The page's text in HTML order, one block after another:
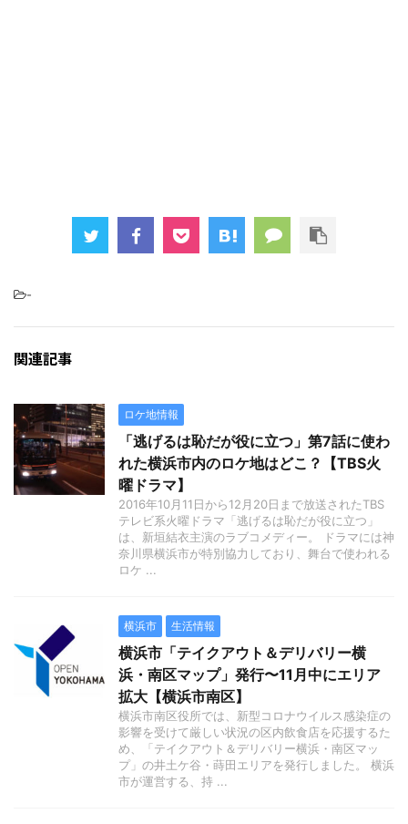
-
関連記事
ロケ地情報
「逃げるは恥だが役に立つ」第7話に使わ
れた横浜市内のロケ地はどこ？【TBS火
曜ドラマ】
2016年10月11日から12月20日まで放送されたTBS
テレビ系火曜ドラマ「逃げるは恥だが役に立つ」
は、新垣結衣主演のラブコメディー。 ドラマには神
奈川県横浜市が特別協力しており、舞台で使われる
ロケ ...
横浜市 生活情報
横浜市「テイクアウト＆デリバリー横
浜・南区マップ」発行〜11月中にエリア
拡大【横浜市南区】
横浜市南区役所では、新型コロナウイルス感染症の
影響を受けて厳しい状況の区内飲食店を応援するた
め、「テイクアウト＆デリバリー横浜・南区マッ
プ」の井土ケ谷・蒔田エリアを発行しました。 横浜
市が運営する、持 ...